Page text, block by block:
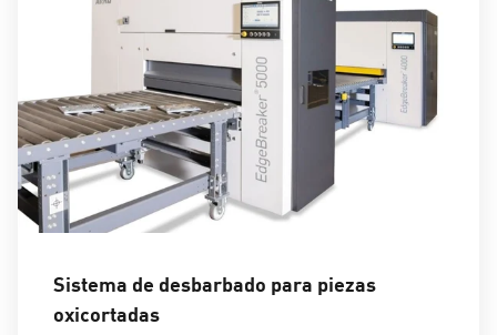
Sistema de desbarbado para piezas
oxicortadas